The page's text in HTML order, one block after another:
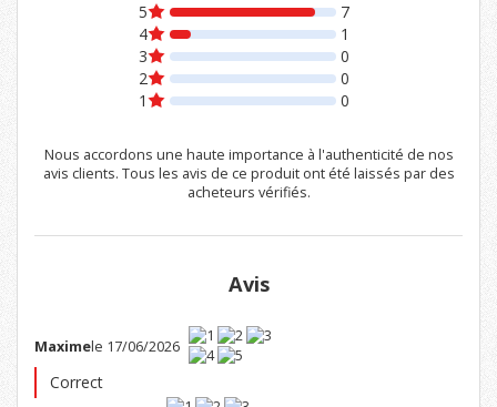
5
7
4
1
3
0
2
0
1
0
Nous accordons une haute importance à l'authenticité de nos
avis clients. Tous les avis de ce produit ont été laissés par des
acheteurs vérifiés.
Avis
Maximele 17/06/2026
Correct